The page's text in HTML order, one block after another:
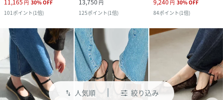
swap_vert 人気順 絞り込み
11,165 円 30%OFF
101 ポイント(1倍)
13,750 円
125ポイント(1倍)
9,240 円 30%OFF
84ポイント(1倍)